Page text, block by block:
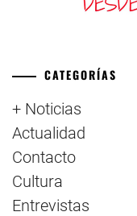
CATEGORÍAS
+ Noticias
Actualidad
Contacto
Cultura
Entrevistas